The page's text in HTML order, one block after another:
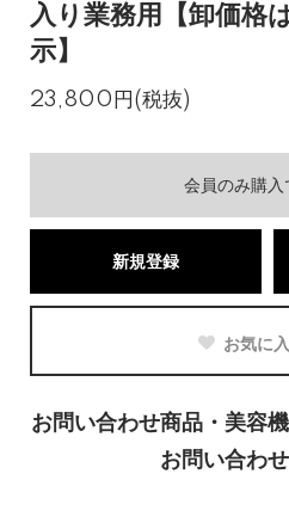
入り業務用【卸価格
示】
23,800円(税抜)
会員のみ購入
新規登録
お気に
お問い合わせ商品・美容
お問い合わ